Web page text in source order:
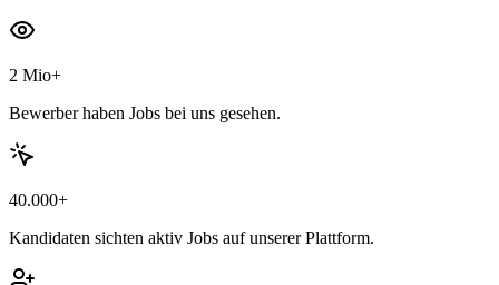
2 Mio+
Bewerber haben Jobs bei uns gesehen.
40.000+
Kandidaten sichten aktiv Jobs auf unserer Plattform.